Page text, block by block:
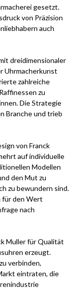
gesetzt.
von Präzision
auch
dreidimensionaler
Uhrmacherkunst
zahlreiche
zu
Die Strategie
Branche und trieb
von Franck
auf individuelle
Modellen
den Mut zu
zu bewundern sind.
für den Wert
nach
Muller für Qualität
erzeugt.
verbinden,
eintraten, die